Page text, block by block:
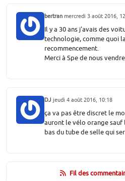
bertran mercredi 3 août 2016,
Il y a 30 ans j'avais des
technologie, comme quoi
recommencement.
Merci à Spe de nous
DJ jeudi 4 août 2016, 10:18
ça va pas être discret le
auront le vélo orange
bas du tube de selle qui
Fil des